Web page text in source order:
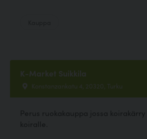
K-Market Suikkila
Konstanzankatu 4, 20320, Turku
Perus ruokakauppa jossa
koiralle.